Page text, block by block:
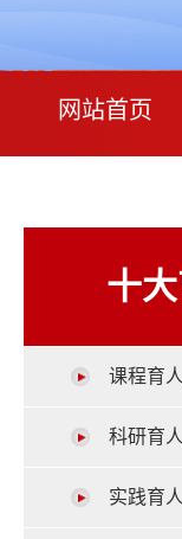
网站首页
十
课程育人
科研育人
实践育人